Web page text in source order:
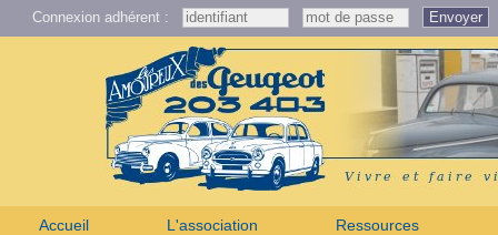
Connexion adhérent : Envoyer
Accueil L'association Ressources